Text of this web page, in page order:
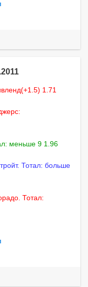
1.71
меньше 9 1.96
Тотал: больше
Тотал: